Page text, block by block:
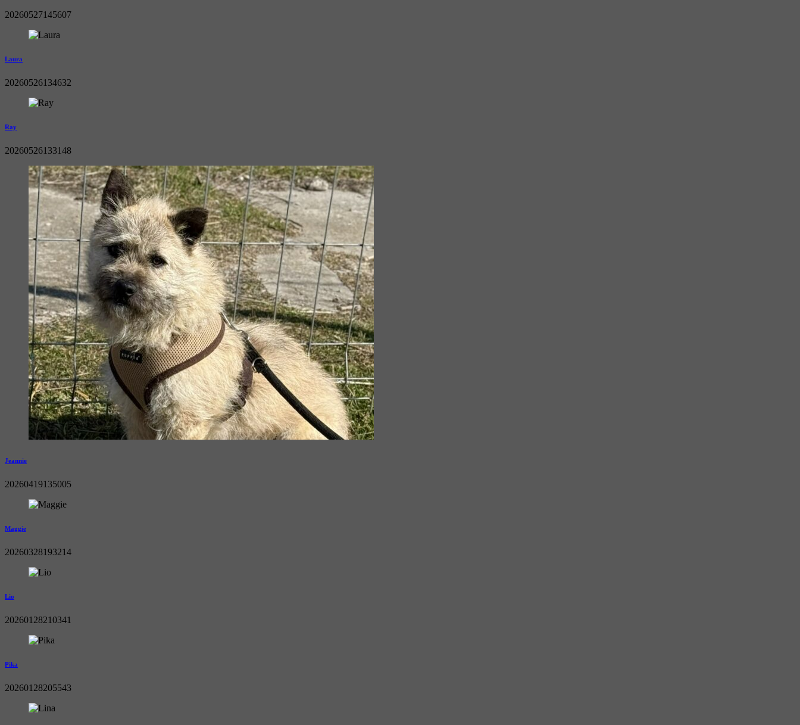
20260527145607
Laura
20260526134632
Ray
20260526133148
Jeannie
20260419135005
Maggie
20260328193214
Lio
20260128210341
Pika
20260128205543